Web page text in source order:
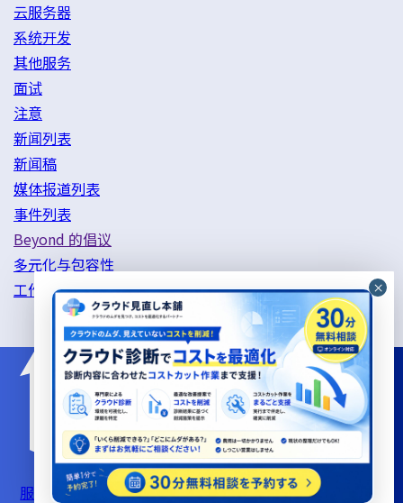
云服务器
系统开发
其他服务
面试
注意
新闻列表
新闻稿
媒体报道列表
事件列表
Beyond 的倡议
多元化与包容性
工作方式改革举措
服务器支持服务使用条款信息安全基本政策隐私政策